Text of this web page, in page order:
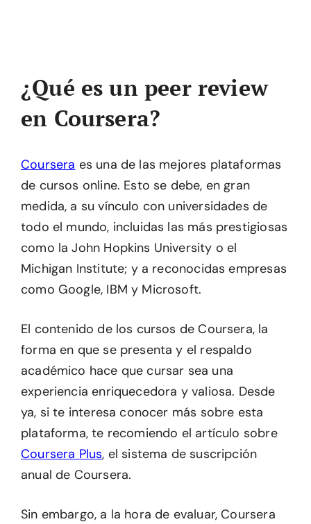
¿Qué es un peer review
en Coursera?
Coursera es una de las mejores plataformas
de cursos online. Esto se debe, en gran
medida, a su vínculo con universidades de
todo el mundo, incluidas las más prestigiosas
como la John Hopkins University o el
Michigan Institute; y a reconocidas empresas
como Google, IBM y Microsoft.
El contenido de los cursos de Coursera, la
forma en que se presenta y el respaldo
académico hace que cursar sea una
experiencia enriquecedora y valiosa. Desde
ya, si te interesa conocer más sobre esta
plataforma, te recomiendo el artículo sobre
Coursera Plus, el sistema de suscripción
anual de Coursera.
Sin embargo, a la hora de evaluar, Coursera